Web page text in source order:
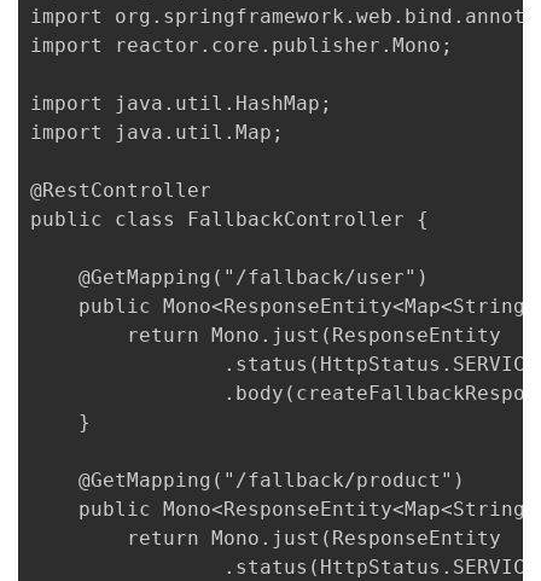
import
import reactor.core.publisher.Mono;
import java.util.HashMap;
import java.util.Map;
@RestController
public class FallbackController {
    @GetMapping("/fallback/user")
public
        return Mono.just(ResponseEntity
    }
    @GetMapping("/fallback/product")
public
        return Mono.just(ResponseEntity